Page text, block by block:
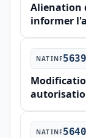
Alienation
informer
NATINF5639
NATINF5640